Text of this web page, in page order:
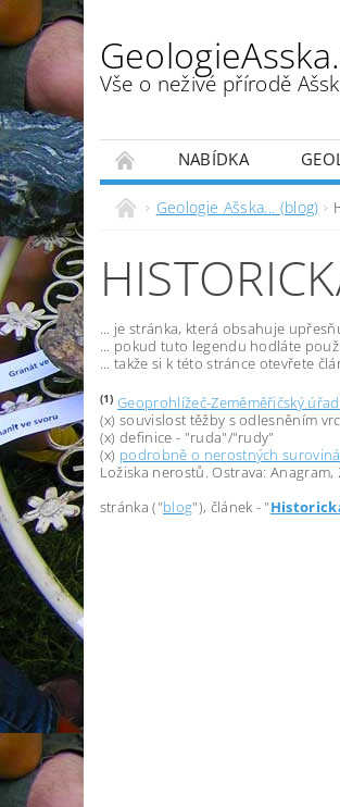
Vše o neživé přírodě
NABÍDKA
HESLÁŘ GEOLOGICKÝCH
Geologie Ašska... (blog)
... je stránka, která obsahuje
... pokud tuto legendu hodláte
... takže si k této stránce otevřete
(1) Geoprohlížeč-Zeměměřičský úřad
(x) souvislost těžby s odlesněním
(x) definice - "ruda"/"rudy"
(x) podrobně o nerostných
Ložiska nerostů. Ostrava: Anagram,
stránka ("blog"), článek - "